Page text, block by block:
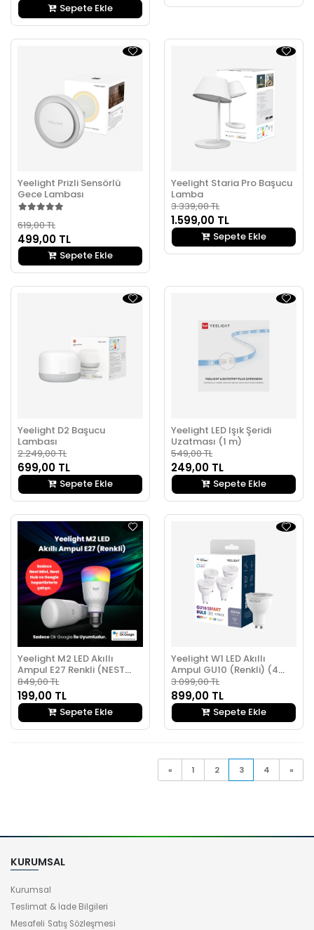
Sepete Ekle
Yeelight Prizli Sensörlü
Gece Lambası
619,00 TL
499,00 TL
Sepete Ekle
Yeelight Staria Pro Başucu
Lamba
3.339,00 TL
1.599,00 TL
Sepete Ekle
Yeelight D2 Başucu
Lambası
2.249,00 TL
699,00 TL
Sepete Ekle
Yeelight LED Işık Şeridi
Uzatması (1 m)
549,00 TL
249,00 TL
Sepete Ekle
Yeelight M2 LED Akıllı
Ampul E27 Renkli (NEST
Cihazı Gerekli)
849,00 TL
199,00 TL
Sepete Ekle
Yeelight W1 LED Akıllı
Ampul GU10 (Renkli) (4
Adet)
3.099,00 TL
899,00 TL
Sepete Ekle
« 1 2 3 4 »
KURUMSAL
Kurumsal
Teslimat & İade Bilgileri
Mesafeli Satış Sözleşmesi